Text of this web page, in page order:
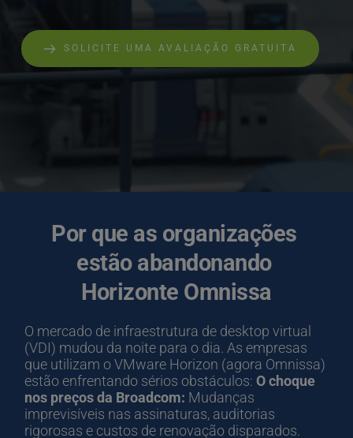
SOLICITE UMA AVALIAÇÃO GRATUITA
Por que as organizações
estão abandonando
Horizonte Omnissa
O mercado de infraestrutura de desktop virtual
(VDI) mudou da noite para o dia. As empresas
que utilizam o VMware Horizon (agora Omnissa)
estão enfrentando sérios obstáculos: O choque
nos preços da Broadcom: Mudanças
imprevisíveis nas assinaturas, auditorias